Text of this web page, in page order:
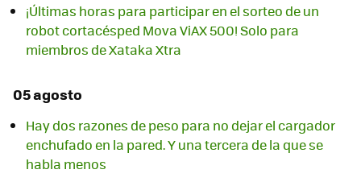
¡Últimas horas para participar en el sorteo de un
robot cortacésped Mova ViAX 500! Solo para
miembros de Xataka Xtra
05 agosto
Hay dos razones de peso para no dejar el cargador
enchufado en la pared. Y una tercera de la que se
habla menos